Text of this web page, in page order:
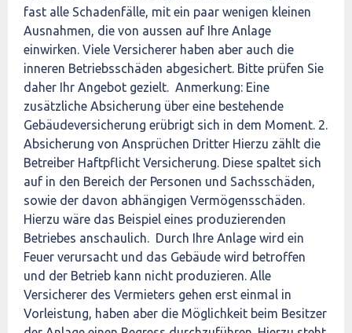
fast alle Schadenfälle, mit ein paar wenigen kleinen
Ausnahmen, die von aussen auf Ihre Anlage
einwirken. Viele Versicherer haben aber auch die
inneren Betriebsschäden abgesichert. Bitte prüfen Sie
daher Ihr Angebot gezielt. Anmerkung: Eine
zusätzliche Absicherung über eine bestehende
Gebäudeversicherung erübrigt sich in dem Moment. 2.
Absicherung von Ansprüchen Dritter Hierzu zählt die
Betreiber Haftpflicht Versicherung. Diese spaltet sich
auf in den Bereich der Personen und Sachsschäden,
sowie der davon abhängigen Vermögensschäden.
Hierzu wäre das Beispiel eines produzierenden
Betriebes anschaulich. Durch Ihre Anlage wird ein
Feuer verursacht und das Gebäude wird betroffen
und der Betrieb kann nicht produzieren. Alle
Versicherer des Vermieters gehen erst einmal in
Vorleistung, haben aber die Möglichkeit beim Besitzer